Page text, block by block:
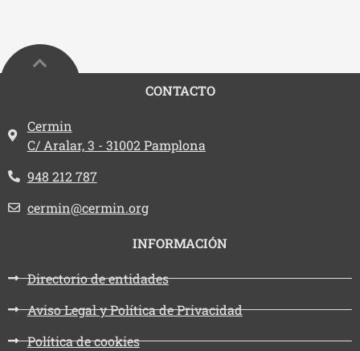
CONTACTO
Dirección:
Cermin
C/ Aralar, 3 - 31002 Pamplona
Teléfono:
948 212 787
Email:
cermin@cermin.org
INFORMACIÓN
Directorio de entidades
Aviso Legal y Política de Privacidad
Política de cookies